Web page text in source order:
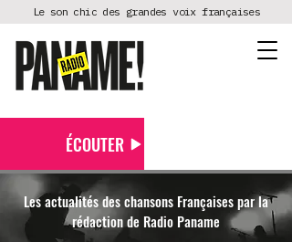
Le son chic des grandes voix françaises
ÉCOUTER
Les actualités des chansons Françaises par la
rédaction de Radio Paname